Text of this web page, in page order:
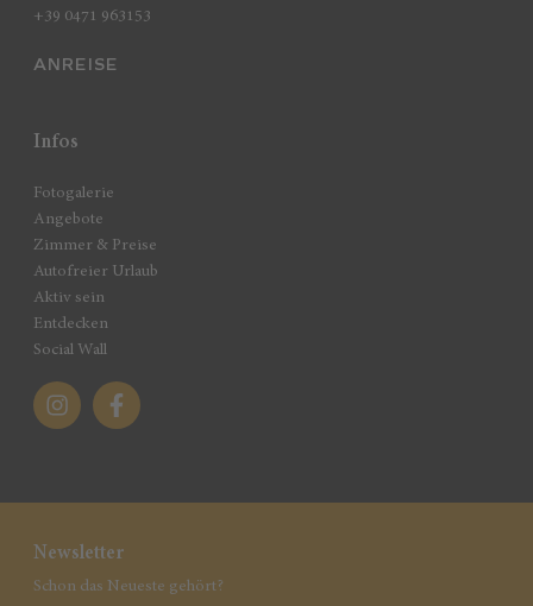
+39 0471 963153
ANREISE
Infos
Fotogalerie
Angebote
Zimmer & Preise
Autofreier Urlaub
Aktiv sein
Entdecken
Social Wall
Newsletter
Schon das Neueste gehört?